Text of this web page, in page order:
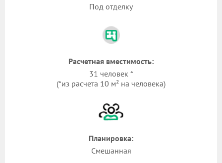
Под отделку
Расчетная вместимость:
31 человек *
(*из расчета 10 м² на человека)
Планировка:
Смешанная